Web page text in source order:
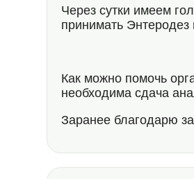
Через сутки имеем
принимать
Как можно помочь
необходима сдача
Заранее благодарю